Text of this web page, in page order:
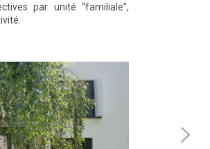
par unité “familiale”,